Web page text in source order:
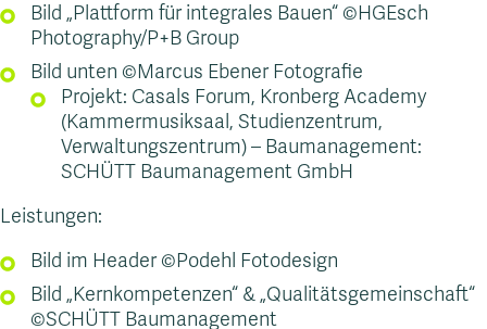
Bild „Plattform für integrales Bauen“ ©HGEsch
Photography/P+B Group
Bild unten ©Marcus Ebener Fotografie
Projekt: Casals Forum, Kronberg Academy
(Kammermusiksaal, Studienzentrum,
Verwaltungszentrum) – Baumanagement:
SCHÜTT Baumanagement GmbH
Leistungen:
Bild im Header ©Podehl Fotodesign
Bild „Kernkompetenzen“ & „Qualitätsgemeinschaft“
©SCHÜTT Baumanagement